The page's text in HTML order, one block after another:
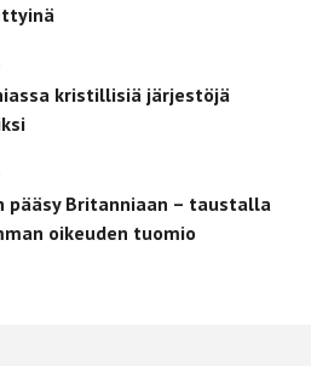
kristillisiä järjestöjä
pääsy Britanniaan – taustalla
oikeuden tuomio